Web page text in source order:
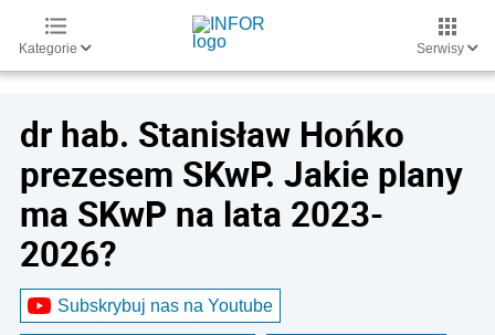
Kategorie Serwisy
dr hab. Stanisław Hońko
prezesem SKwP. Jakie plany
ma SKwP na lata 2023-
2026?
Subskrybuj nas na Youtube